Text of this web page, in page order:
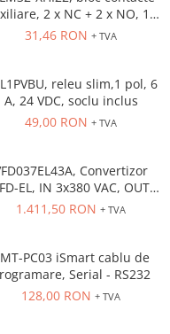
x NC + 2 x NO, 16
A, montaj frontal
31,46 RON + TVA
releu slim,1 pol, 6
A, 24 VDC, soclu inclus
49,00 RON + TVA
Convertizor
EL, IN 3x380 VAC, OUT
3x380 VAC, 3.7kW, 8.2 A,
inclus
1.411,50 RON + TVA
PC03 iSmart cablu de
Serial - RS232
128,00 RON + TVA